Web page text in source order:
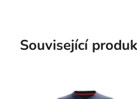
Související